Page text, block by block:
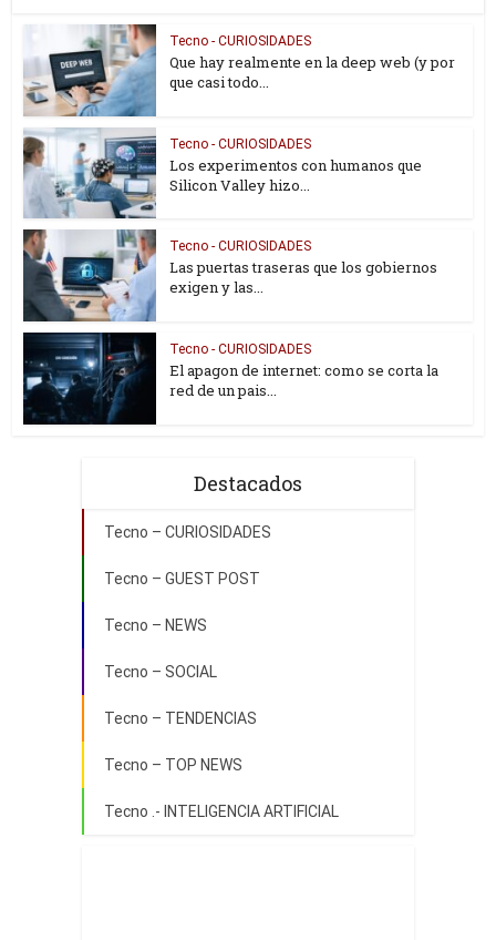
Tecno - CURIOSIDADES
Que hay realmente en la deep web (y por
que casi todo...
Tecno - CURIOSIDADES
Los experimentos con humanos que
Silicon Valley hizo...
Tecno - CURIOSIDADES
Las puertas traseras que los gobiernos
exigen y las...
Tecno - CURIOSIDADES
El apagon de internet: como se corta la
red de un pais...
Destacados
Tecno – CURIOSIDADES
Tecno – GUEST POST
Tecno – NEWS
Tecno – SOCIAL
Tecno – TENDENCIAS
Tecno – TOP NEWS
Tecno .- INTELIGENCIA ARTIFICIAL